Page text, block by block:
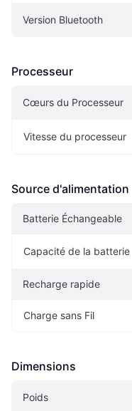
Version Bluetooth
Processeur
Cœurs du Processeur
Vitesse du processeur
Source d'alimentation
Batterie Échangeable
Capacité de la batterie
Recharge rapide
Charge sans Fil
Dimensions
Poids